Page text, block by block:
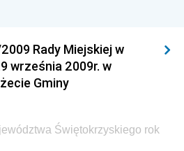
Kultury, Dziedzictwa
Finansów, Funduszy i
Rozwoju, Pracy i
Rady Miejskiej w
września 2009r. w
Gminy
Świętokrzyskiego rok